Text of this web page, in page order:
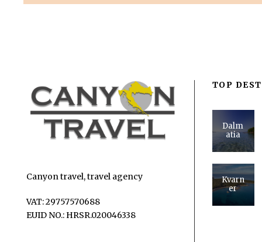
Canyon travel, travel agency
VAT: 29757570688
EUID NO.: HRSR.020046338
TOP
Dalm
atia
Kvarn
er